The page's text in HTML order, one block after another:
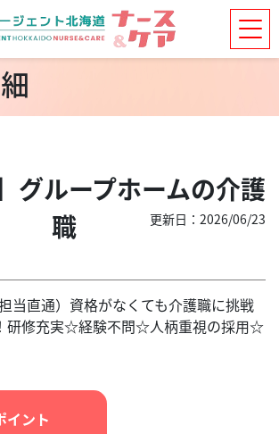
グループホームの介護
職
更新日：2026/06/23
当直通）資格がなくても介護職に挑戦
研修充実☆経験不問☆人柄重視の採用☆
イント